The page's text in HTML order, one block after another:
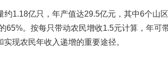
1.18亿只，年产值达29.5亿元，其中6个山
65%。按每只带动农民增收1.5元计算，年可
现农民年收入递增的重要途径。